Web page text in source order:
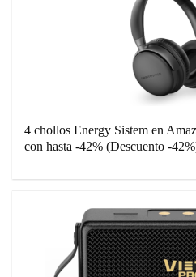
4 chollos Energy Sistem en
con hasta -42% (Descuento -